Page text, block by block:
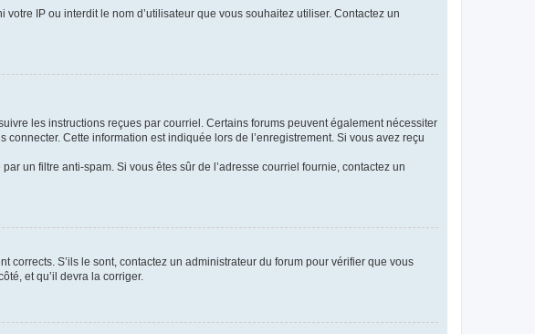
IP ou interdit le nom d’utilisateur que vous souhaitez utiliser. Contactez un
les instructions reçues par courriel. Certains forums peuvent également nécessiter
Cette information est indiquée lors de l’enregistrement. Si vous avez reçu
un filtre anti-spam. Si vous êtes sûr de l’adresse courriel fournie, contactez un
S’ils le sont, contactez un administrateur du forum pour vérifier que vous
et qu’il devra la corriger.